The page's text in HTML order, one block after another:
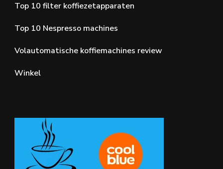
Top 10 filter koffiezetapparaten
Top 10 Nespresso machines
Volautomatische koffiemachines review
Winkel